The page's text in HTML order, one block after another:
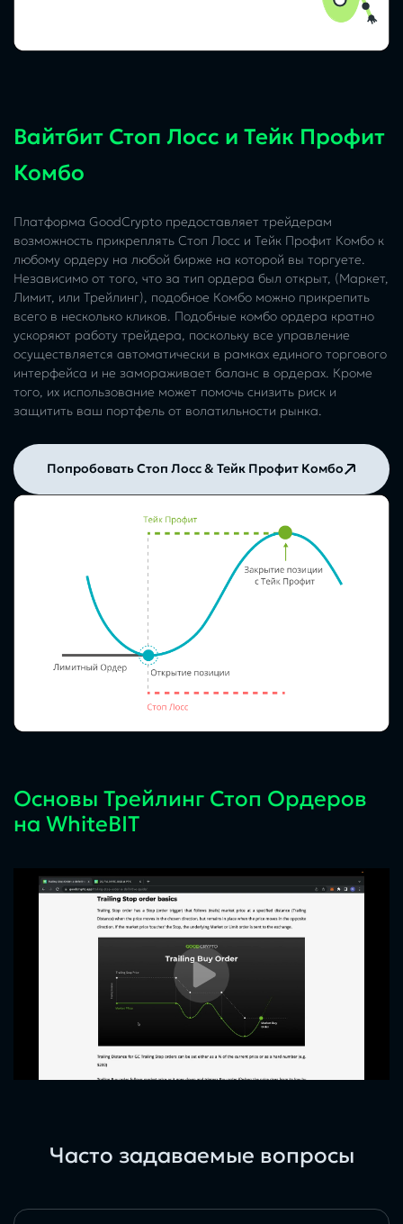
Вайтбит Стоп Лосс и Тейк Профит
Комбо
Платформа GoodCrypto предоставляет трейдерам
возможность прикреплять Стоп Лосс и Тейк Профит Комбо к
любому ордеру на любой бирже на которой вы торгуете.
Независимо от того, что за тип ордера был открыт, (Маркет,
Лимит, или Трейлинг), подобное Комбо можно прикрепить
всего в несколько кликов. Подобные комбо ордера кратно
ускоряют работу трейдера, поскольку все управление
осуществляется автоматически в рамках единого торгового
интерфейса и не замораживает баланс в ордерах. Кроме
того, их использование может помочь снизить риск и
защитить ваш портфель от волатильности рынка.
Попробовать Стоп Лосс & Тейк Профит Комбо
Основы Трейлинг Стоп Ордеров
на WhiteBIT
Часто задаваемые вопросы